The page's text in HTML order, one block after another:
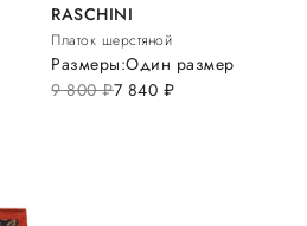
RASCHINI
Платок шерстяной
9 800руб.7 840 руб.
Размеры:Один размер